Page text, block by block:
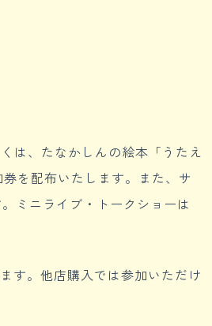
は、たなかしんの絵本「うたえ
を配布いたします。また、サ
ミニライブ・トークショーは
す。他店購入では参加いただけ